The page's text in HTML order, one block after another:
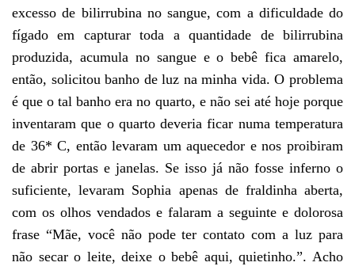
excesso de bilirrubina no sangue, com a dificuldade do
fígado em capturar toda a quantidade de bilirrubina
produzida, acumula no sangue e o bebê fica amarelo,
então, solicitou banho de luz na minha vida. O problema
é que o tal banho era no quarto, e não sei até hoje porque
inventaram que o quarto deveria ficar numa temperatura
de 36* C, então levaram um aquecedor e nos proibiram
de abrir portas e janelas. Se isso já não fosse inferno o
suficiente, levaram Sophia apenas de fraldinha aberta,
com os olhos vendados e falaram a seguinte e dolorosa
frase “Mãe, você não pode ter contato com a luz para
não secar o leite, deixe o bebê aqui, quietinho.”. Acho